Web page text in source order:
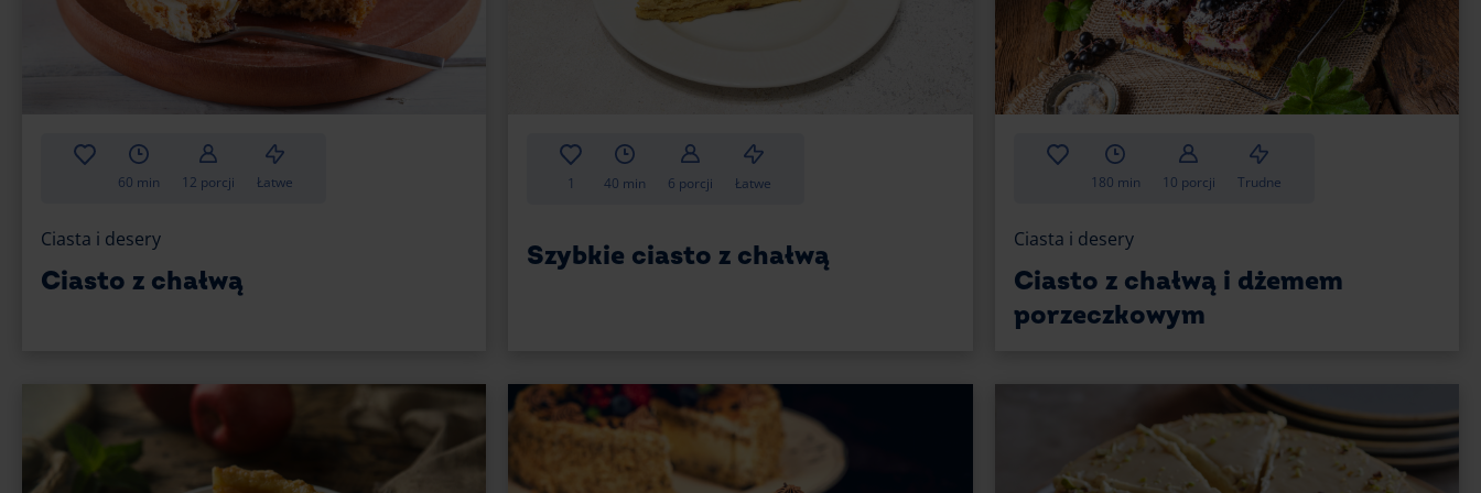
500 g czarnej porzeczki;
1 łyżka soku z cytryny.
Przygotowanie:
Umyj i oczyść owoce z ogonków;
Włóż je do rondla, dodaj cukier i sok z cytryny;
Gotuj na małym ogniu przez około 30 minut, aż masa zgęstnieje;
Wystudź i schłódź przed użyciem do ciasta chałwowego.
spodem – zwłaszcza jeśli zależy Ci na intensywnym, autentycznym smaku owocowej
warstwy.
Co zamiast dżemu porzeczkowego? Oto inne kwaśne opcje
60 min 12 porcji Łatwe
Ciasta i desery
Ciasto z chałwą
1 40 min 6 porcji Łatwe
Szybkie ciasto z chałwą
180 min 10 porcji Trudne
Ciasta i desery
Ciasto z chałwą i dżemem
porzeczkowym